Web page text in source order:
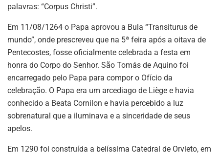
palavras: “Corpus Christi”.
Em 11/08/1264 o Papa aprovou a Bula “Transiturus de
mundo”, onde prescreveu que na 5ª feira após a oitava de
Pentecostes, fosse oficialmente celebrada a festa em
honra do Corpo do Senhor. São Tomás de Aquino foi
encarregado pelo Papa para compor o Ofício da
celebração. O Papa era um arcediago de Liège e havia
conhecido a Beata Cornilon e havia percebido a luz
sobrenatural que a iluminava e a sinceridade de seus
apelos.
Em 1290 foi construída a belíssima Catedral de Orvieto, em